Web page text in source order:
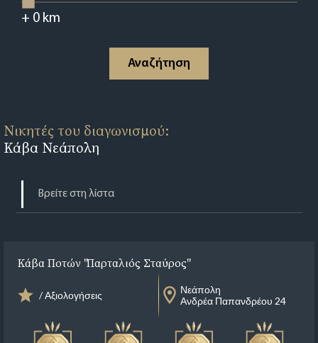
+ 0km
Αναζήτηση
Νικητές του διαγωνισμού:
Κάβα Νεάπολη
Κάβα Ποτών "Παρταλιός Σταύρος"
/ Αξιολογήσεις
Νεάπολη
Ανδρέα Παπανδρέου 24